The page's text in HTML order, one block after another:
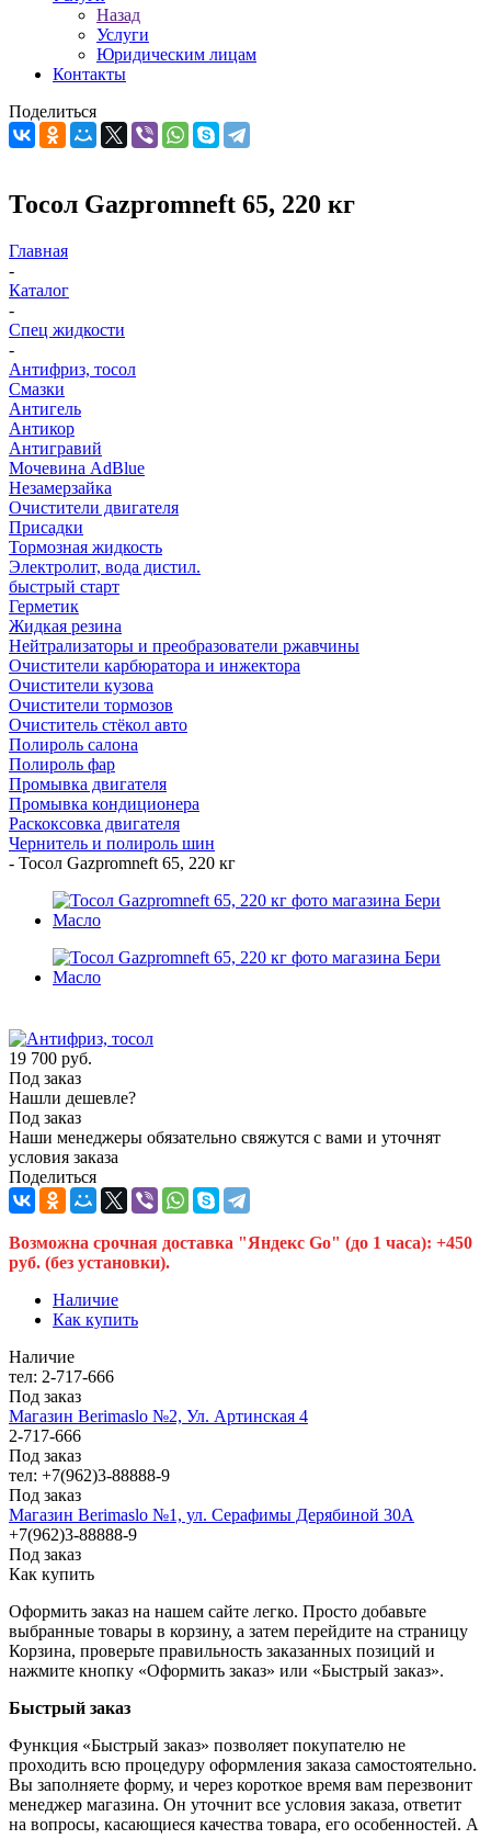
Назад
Услуги
Юридическим лицам
Контакты
Поделиться
Тосол Gazpromneft 65, 220 кг
Главная
-
Каталог
-
Спец жидкости
-
Антифриз, тосол
Смазки
Антигель
Антикор
Антигравий
Мочевина AdBlue
Незамерзайка
Очистители двигателя
Присадки
Тормозная жидкость
Электролит, вода дистил.
быстрый старт
Герметик
Жидкая резина
Нейтрализаторы и преобразователи ржавчины
Очистители карбюратора и инжектора
Очистители кузова
Очистители тормозов
Очиститель стёкол авто
Полироль салона
Полироль фар
Промывка двигателя
Промывка кондиционера
Раскоксовка двигателя
Чернитель и полироль шин
- Тосол Gazpromneft 65, 220 кг
19 700 руб.
Под заказ
Нашли дешевле?
Под заказ
Наши менеджеры обязательно свяжутся с вами и уточнят
условия заказа
Поделиться
Возможна срочная доставка "Яндекс Go" (до 1 часа): +450
руб. (без установки).
Наличие
Как купить
Наличие
тел: 2-717-666
Под заказ
Магазин Berimaslo №2, Ул. Артинская 4
2-717-666
Под заказ
тел: +7(962)3-88888-9
Под заказ
Магазин Berimaslo №1, ул. Серафимы Дерябиной 30А
+7(962)3-88888-9
Под заказ
Как купить
Оформить заказ на нашем сайте легко. Просто добавьте
выбранные товары в корзину, а затем перейдите на страницу
Корзина, проверьте правильность заказанных позиций и
нажмите кнопку «Оформить заказ» или «Быстрый заказ».
Быстрый заказ
Функция «Быстрый заказ» позволяет покупателю не
проходить всю процедуру оформления заказа самостоятельно.
Вы заполняете форму, и через короткое время вам перезвонит
менеджер магазина. Он уточнит все условия заказа, ответит
на вопросы, касающиеся качества товара, его особенностей. А